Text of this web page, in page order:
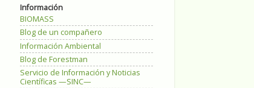
Información
BIOMASS
Blog de un compañero
Información Ambiental
Blog de Forestman
Servicio de Información y Noticias
Científicas —SINC—